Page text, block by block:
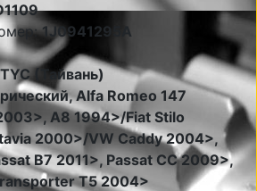
1J0941295A
TYC (Тайвань)
Alfa Romeo 147
A8 1994>/Fiat Stilo
2000>/VW Caddy 2004>,
B7 2011>, Passat CC 2009>,
T5 2004>